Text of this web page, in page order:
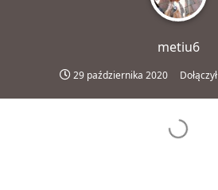
metiu6
29 października 2020 Dołączył